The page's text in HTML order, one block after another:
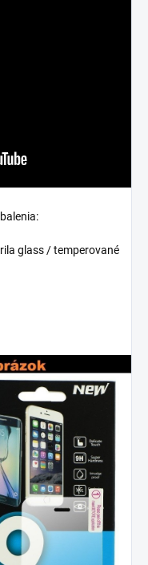
glass / temperované